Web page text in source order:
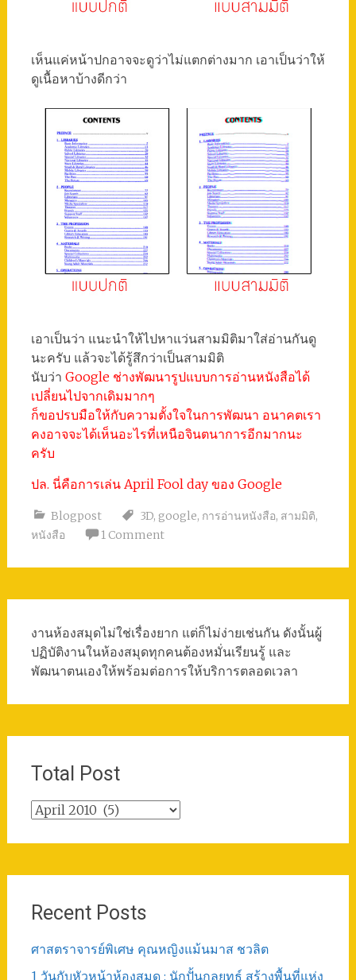
เห็นแค่หน้าปกอาจจะดูว่าไม่แตกต่างมาก เอาเป็นว่าให้
ดูเนื้อหาบ้างดีกว่า
เอาเป็นว่า แนะนำให้ไปหาแว่นสามมิติมาใส่อ่านกันดู
นะครับ แล้วจะได้รู้สึกว่าเป็นสามมิติ
นับว่า Google ช่างพัฒนารูปแบบการอ่านหนังสือได้
เปลี่ยนไปจากเดิมมากๆ
ก็ขอปรบมือให้กับความตั้งใจในการพัฒนา อนาคตเรา
คงอาจจะได้เห็นอะไรที่เหนือจินตนาการอีกมากนะ
ครับ
ปล. นี่คือการเล่น April Fool day ของ Google
Blogpost 3D, google, การอ่านหนังสือ, สามมิติ,
หนังสือ
1 Comment
งานห้องสมุดไม่ใช่เรื่องยาก แต่ก็ไม่ง่ายเช่นกัน ดังนั้นผู้
ปฏิบัติงานในห้องสมุดทุกคนต้องหมั่นเรียนรู้ และ
พัฒนาตนเองให้พร้อมต่อการให้บริการตลอดเวลา
Total Post
Total
Recent Posts
ศาสตราจารย์พิเศษ คุณหญิงแม้นมาส ชวลิต
1 วันกับหัวหน้าห้องสมุด : นักปั้นกลยุทธ์ สร้างพื้นที่แห่ง